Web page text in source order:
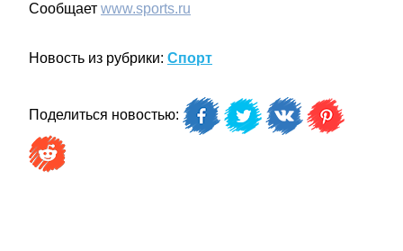
Сообщает www.sports.ru
Новость из рубрики: Спорт
Поделиться новостью: